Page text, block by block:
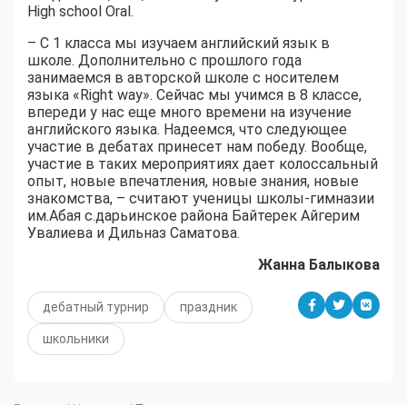
High school Oral.
– С 1 класса мы изучаем английский язык в
школе. Дополнительно с прошлого года
занимаемся в авторской школе с носителем
языка «Right way». Сейчас мы учимся в 8 классе,
впереди у нас еще много времени на изучение
английского языка. Надеемся, что следующее
участие в дебатах принесет нам победу. Вообще,
участие в таких мероприятиях дает колоссальный
опыт, новые впечатления, новые знания, новые
знакомства, – считают ученицы школы-гимназии
им.Абая с.дарьинское района Байтерек Айгерим
Увалиева и Дильназ Саматова.
Жанна Балыкова
дебатный турнир праздник
школьники